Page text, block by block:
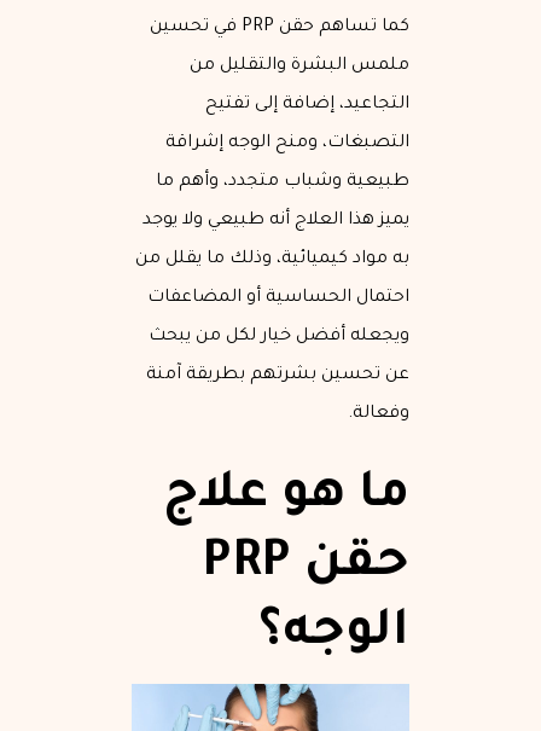
كما تساهم حقن PRP في تحسين
ملمس البشرة والتقليل من
التجاعيد، إضافة إلى تفتيح
التصبغات، ومنح الوجه إشراقة
طبيعية وشباب متجدد، وأهم ما
يميز هذا العلاج أنه طبيعي ولا يوجد
به مواد كيميائية، وذلك ما يقلل من
احتمال الحساسية أو المضاعفات
ويجعله أفضل خيار لكل من يبحث
عن تحسين بشرتهم بطريقة آمنة
وفعالة.
ما هو علاج
حقن PRP
الوجه؟